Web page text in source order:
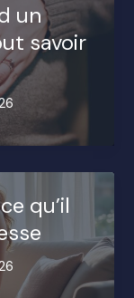
un
savoir
qu’il